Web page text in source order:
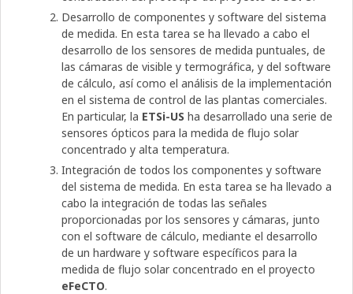
Desarrollo de componentes y software del sistema
de medida. En esta tarea se ha llevado a cabo el
desarrollo de los sensores de medida puntuales, de
las cámaras de visible y termográfica, y del software
de cálculo, así como el análisis de la implementación
en el sistema de control de las plantas comerciales.
En particular, la ETSi-US ha desarrollado una serie de
sensores ópticos para la medida de flujo solar
concentrado y alta temperatura.
Integración de todos los componentes y software
del sistema de medida. En esta tarea se ha llevado a
cabo la integración de todas las señales
proporcionadas por los sensores y cámaras, junto
con el software de cálculo, mediante el desarrollo
de un hardware y software específicos para la
medida de flujo solar concentrado en el proyecto
eFeCTO.